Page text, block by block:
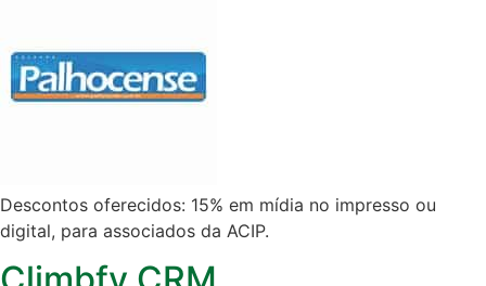
Descontos oferecidos: 15% em mídia no impresso ou
digital, para associados da ACIP.